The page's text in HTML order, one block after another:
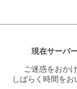
現在サーバ
ご迷惑をおか
しばらく時間を